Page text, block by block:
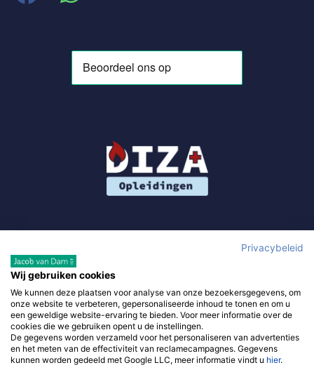
Gebruik van deze site, als onderdeel van DIZA Opleidingen,
betekent dat je dealgemene voorwaardenaccepteert en waar
van toepassing dealgemene voorwaarden van derde
verkopers. Om je zo goed mogelijk te helpen gebruikt diza-
opleidingen.nl –privacy policy.
Privacybeleid
Wij gebruiken cookies
We kunnen deze plaatsen voor analyse van onze bezoekersgegevens, om
onze website te verbeteren, gepersonaliseerde inhoud te tonen en om u
een geweldige website-ervaring te bieden. Voor meer informatie over de
cookies die we gebruiken opent u de instellingen.
De gegevens worden verzameld voor het personaliseren van advertenties
en het meten van de effectiviteit van reclamecampagnes. Gegevens
kunnen worden gedeeld met Google LLC, meer informatie vindt u hier.